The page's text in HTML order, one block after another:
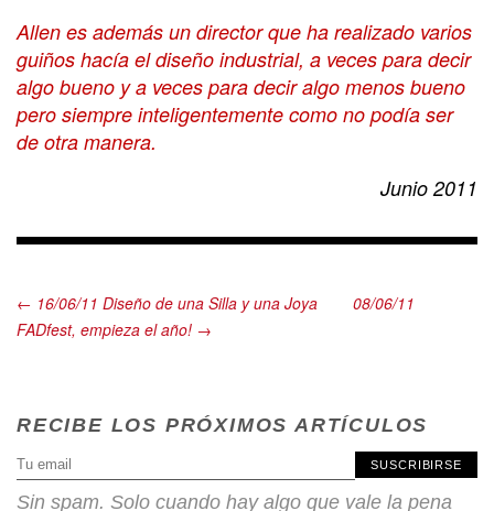
Allen es además un director que ha realizado varios
guiños hacía el diseño industrial, a veces para decir
algo bueno y a veces para decir algo menos bueno
pero siempre inteligentemente como no podía ser
de otra manera.
Junio 2011
← 16/06/11 Diseño de una Silla y una Joya
08/06/11
FADfest, empieza el año! →
RECIBE LOS PRÓXIMOS ARTÍCULOS
SUSCRIBIRSE
Sin spam. Solo cuando hay algo que vale la pena